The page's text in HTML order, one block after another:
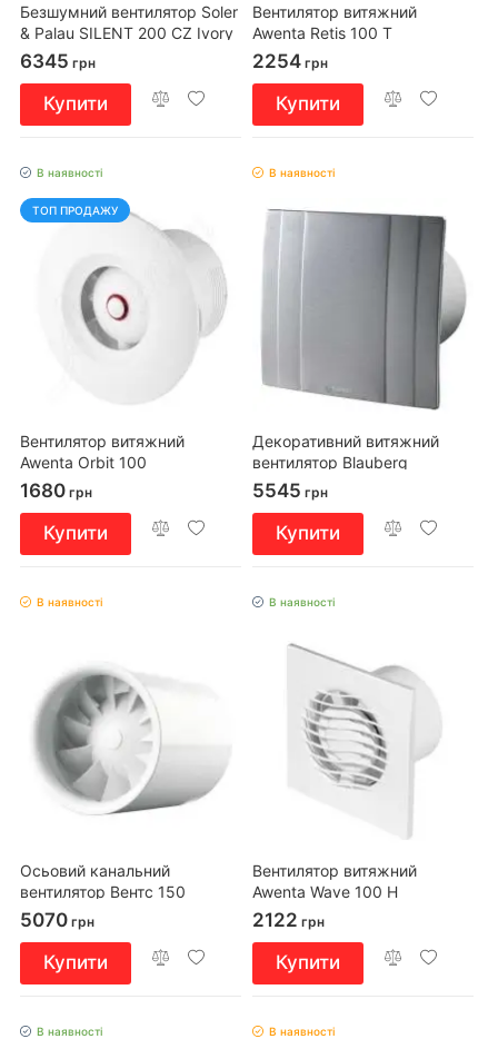
Безшумний вентилятор Soler
& Palau SILENT 200 CZ Ivory
6345 грн
Купити
Вентилятор витяжний
Awenta Retis 100 T
2254 грн
Купити
В наявності
ТОП ПРОДАЖУ
Вентилятор витяжний
Awenta Orbit 100
1680 грн
Купити
В наявності
Декоративний витяжний
вентилятор Blauberg
QUATRO Hi-tech 100
5545 грн
Купити
В наявності
Осьовий канальний
вентилятор Вентс 150
Квайтлайн Дуо
5070 грн
Купити
В наявності
Вентилятор витяжний
Awenta Wave 100 H
2122 грн
Купити
В наявності В наявності